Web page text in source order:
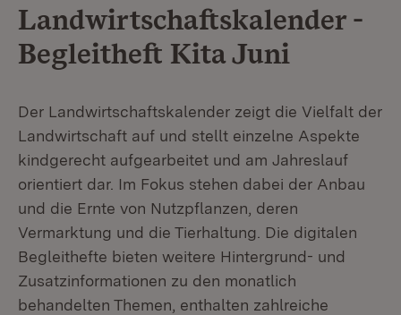
Landwirtschaftskalender -
Begleitheft Kita Juni
Der Landwirtschaftskalender zeigt die Vielfalt der
Landwirtschaft auf und stellt einzelne Aspekte
kindgerecht aufgearbeitet und am Jahreslauf
orientiert dar. Im Fokus stehen dabei der Anbau
und die Ernte von Nutzpflanzen, deren
Vermarktung und die Tierhaltung. Die digitalen
Begleithefte bieten weitere Hintergrund- und
Zusatzinformationen zu den monatlich
behandelten Themen, enthalten zahlreiche